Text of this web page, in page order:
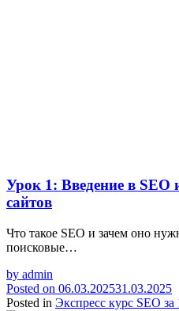
Урок 1: Введение в
сайтов
Что такое SEO и зачем оно
поисковые…
by admin
Posted on 06.03.202531.03.2025
Posted in Экспресс курс SEO за